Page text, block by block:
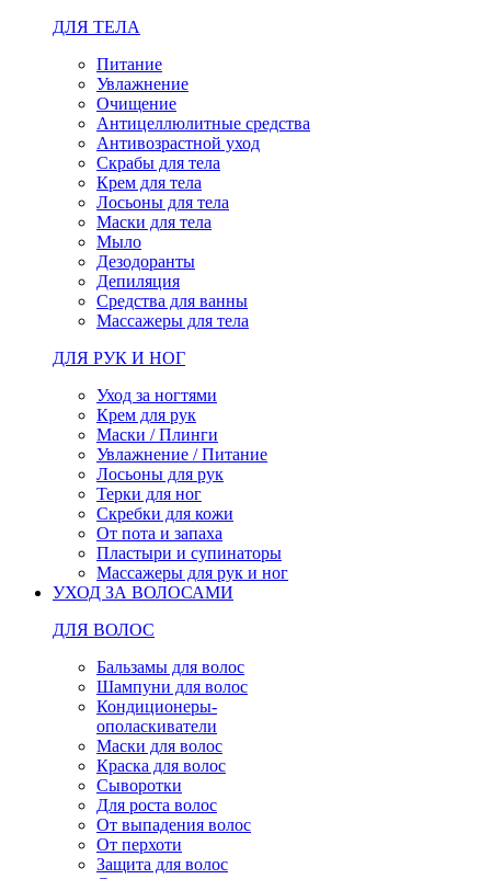
ДЛЯ ТЕЛА
Питание
Увлажнение
Очищение
Антицеллюлитные средства
Антивозрастной уход
Скрабы для тела
Крем для тела
Лосьоны для тела
Маски для тела
Мыло
Дезодоранты
Депиляция
Средства для ванны
Массажеры для тела
ДЛЯ РУК И НОГ
Уход за ногтями
Крем для рук
Маски / Плинги
Увлажнение / Питание
Лосьоны для рук
Терки для ног
Скребки для кожи
От пота и запаха
Пластыри и супинаторы
Массажеры для рук и ног
УХОД ЗА ВОЛОСАМИ
ДЛЯ ВОЛОС
Бальзамы для волос
Шампуни для волос
Кондиционеры-
ополаскиватели
Маски для волос
Краска для волос
Сыворотки
Для роста волос
От выпадения волос
От перхоти
Защита для волос